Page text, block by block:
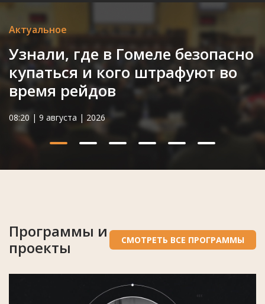
Актуальное
Узнали, где в Гомеле безопасно
купаться и кого штрафуют во
время рейдов
08:20 | 9 августа | 2026
Программы и
проекты
СМОТРЕТЬ ВСЕ ПРОГРАММЫ